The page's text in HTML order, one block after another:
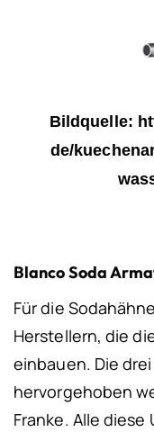
Bildquelle:
de/
Blanco Soda
Für die
Herstellern, die
einbauen. Die
hervorgehoben
Franke. Alle